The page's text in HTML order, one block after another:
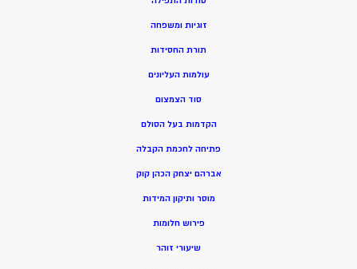
זוגיות ומשפחה
תורת החסידות
עולמות העליונים
סוד הצמצום
הקדמות בעל הסולם
פתיחה לחכמת הקבלה
אברהם יצחק הכהן קוק
מוסר ותיקון המידות
פירוש חלומות
שיעורי זוהר